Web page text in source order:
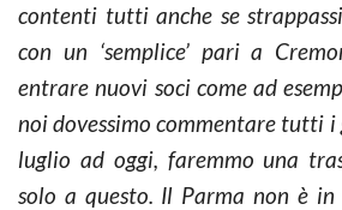
contenti tutti anche se
con un ‘semplice’ pari a
entrare nuovi soci come ad
noi dovessimo commentare tutti i
luglio ad oggi, faremmo una
solo a questo. Il Parma non è